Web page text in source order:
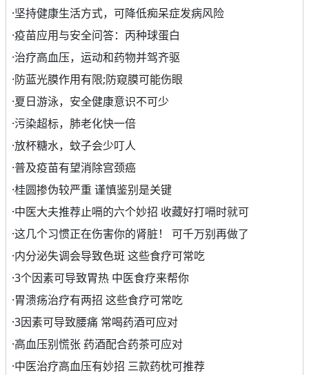
·坚持健康生活方式，可降低痴呆症发病风险
·疫苗应用与安全问答：丙种球蛋白
·治疗高血压，运动和药物并驾齐驱
·防蓝光膜作用有限;防窥膜可能伤眼
·夏日游泳，安全健康意识不可少
·污染超标，肺老化快一倍
·放杯糖水，蚊子会少叮人
·普及疫苗有望消除宫颈癌
·桂圆掺伪较严重 谨慎鉴别是关键
·中医大夫推荐止嗝的六个妙招 收藏好打嗝时就可
·这几个习惯正在伤害你的肾脏！ 可千万别再做了
·内分泌失调会导致色斑 这些食疗可常吃
·3个因素可导致胃热 中医食疗来帮你
·胃溃疡治疗有两招 这些食疗可常吃
·3因素可导致腰痛 常喝药酒可应对
·高血压别慌张 药酒配合药茶可应对
·中医治疗高血压有妙招 三款药枕可推荐